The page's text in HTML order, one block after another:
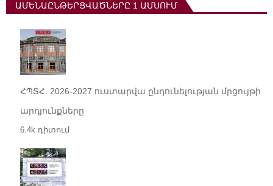
ԱՄԵՆԱԸՆԹԵՐՑՎԱԾՆԵՐԸ 1 ԱՄՍՈՒՄ
ՀՊՏՀ. 2026-2027 ուստարվա ընդունելության մրցույթի
արդյունքները
6.4k դիտում